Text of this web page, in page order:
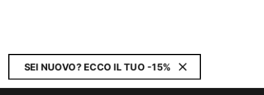
SEI NUOVO? ECCO IL TUO -15%